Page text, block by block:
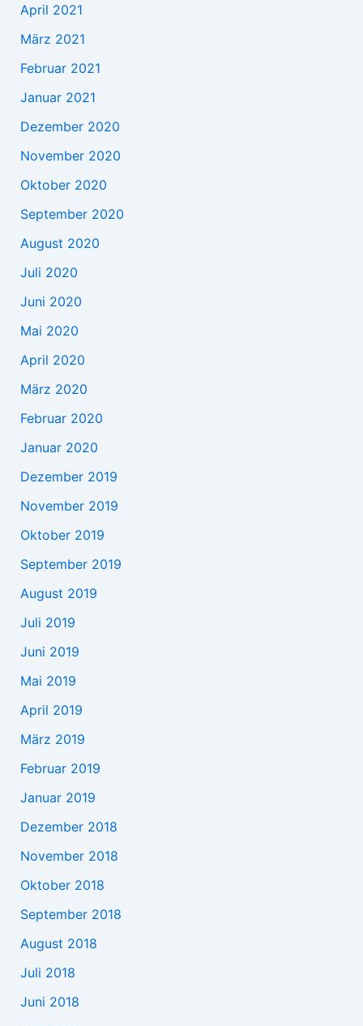
April 2021
März 2021
Februar 2021
Januar 2021
Dezember 2020
November 2020
Oktober 2020
September 2020
August 2020
Juli 2020
Juni 2020
Mai 2020
April 2020
März 2020
Februar 2020
Januar 2020
Dezember 2019
November 2019
Oktober 2019
September 2019
August 2019
Juli 2019
Juni 2019
Mai 2019
April 2019
März 2019
Februar 2019
Januar 2019
Dezember 2018
November 2018
Oktober 2018
September 2018
August 2018
Juli 2018
Juni 2018